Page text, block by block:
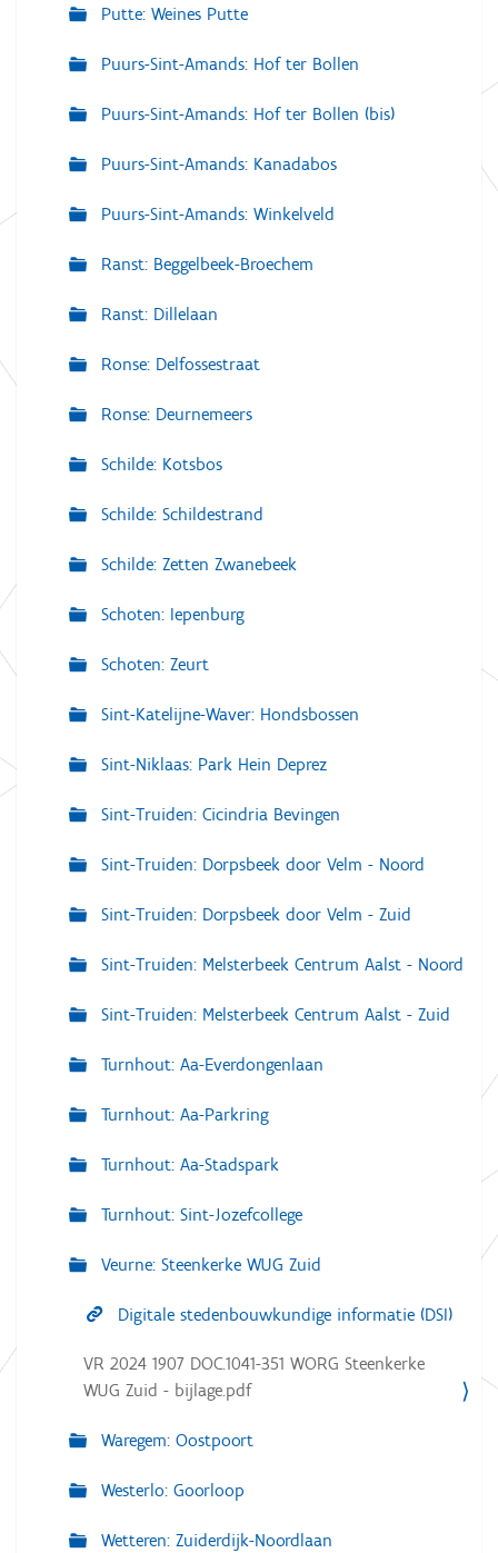
Putte: Weines Putte
Puurs-Sint-Amands: Hof ter Bollen
Puurs-Sint-Amands: Hof ter Bollen (bis)
Puurs-Sint-Amands: Kanadabos
Puurs-Sint-Amands: Winkelveld
Ranst: Beggelbeek-Broechem
Ranst: Dillelaan
Ronse: Delfossestraat
Ronse: Deurnemeers
Schilde: Kotsbos
Schilde: Schildestrand
Schilde: Zetten Zwanebeek
Schoten: Iepenburg
Schoten: Zeurt
Sint-Katelijne-Waver: Hondsbossen
Sint-Niklaas: Park Hein Deprez
Sint-Truiden: Cicindria Bevingen
Sint-Truiden: Dorpsbeek door Velm - Noord
Sint-Truiden: Dorpsbeek door Velm - Zuid
Sint-Truiden: Melsterbeek Centrum Aalst - Noord
Sint-Truiden: Melsterbeek Centrum Aalst - Zuid
Turnhout: Aa-Everdongenlaan
Turnhout: Aa-Parkring
Turnhout: Aa-Stadspark
Turnhout: Sint-Jozefcollege
Veurne: Steenkerke WUG Zuid
Digitale stedenbouwkundige informatie (DSI)
VR 2024 1907 DOC.1041-351 WORG Steenkerke
WUG Zuid - bijlage.pdf
Waregem: Oostpoort
Westerlo: Goorloop
Wetteren: Zuiderdijk-Noordlaan